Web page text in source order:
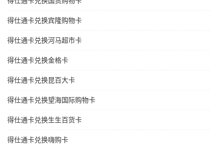
得仕通卡兑换宾隆购物卡
得仕通卡兑换河马超市卡
得仕通卡兑换金格卡
得仕通卡兑换昆百大卡
得仕通卡兑换望海国际购物卡
得仕通卡兑换生生百货卡
得仕通卡兑换嗨购卡